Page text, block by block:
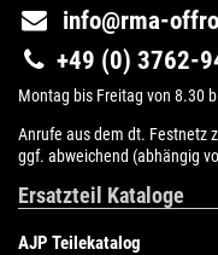
info@rma-
+49 (0) 3762-
Montag bis Freitag von 8.30
Anrufe aus dem dt. Festnetz
ggf. abweichend (abhängig
Ersatzteil Kataloge
AJP Teilekatalog